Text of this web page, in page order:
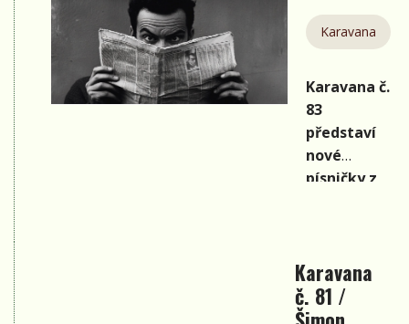
Karavana
Karavana č.
83
představí
nové
písničky z
Žambochů ,
skupiny
Jarret a
Karavana
č. 81 /